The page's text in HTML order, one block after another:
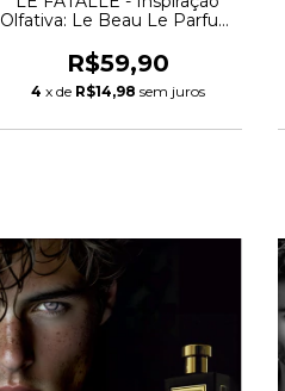
Olfativa: Le Beau Le Parfum
R$59,90
4 x de R$14,98 sem juros